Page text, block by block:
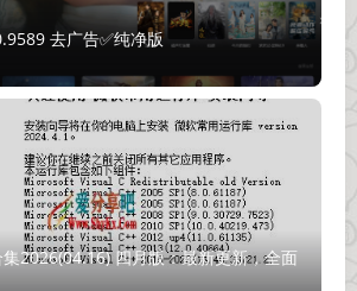
去广告✅纯净版
2026(04.16) 四月版：最新更新，全面